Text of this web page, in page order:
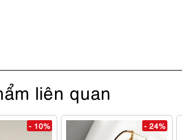
liên quan
- 10% - 24%